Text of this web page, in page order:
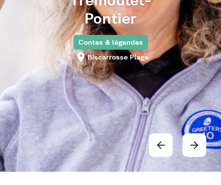
Pontier
Contes & légendes
Biscarrosse Plage